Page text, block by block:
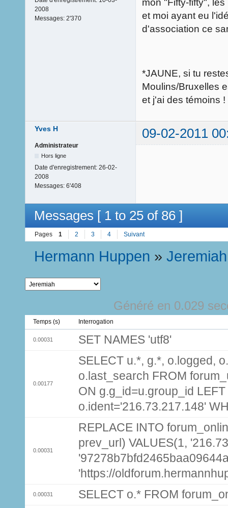
2008
Messages: 2'370
mon "Fifty-fifty",
et moi ayant eu
d'association ce
*JAUNE, si tu
Moulins/Bruxelles
et j'ai des témoins !
Yves H 09-02-2011
Administrateur
Hors ligne
Date d'enregistrement: 26-02-
2008
Messages: 6'408
Messages [ 1 to 25 of 86 ]
Pages 1 2 3 4 Suivant
Hermann Huppen »Jeremiah
Généré en 0.029
Temps (s) Interrogation
0.00031 SET NAMES 'utf8'
0.00177
SELECT u.*, g.*, o.logged,
o.last_search FROM
ON g.g_id=u.group_id
o.ident='216.73.217.148'
0.00031
REPLACE INTO
prev_url) VALUES(1,
'https://
0.00031 SELECT o.* FROM